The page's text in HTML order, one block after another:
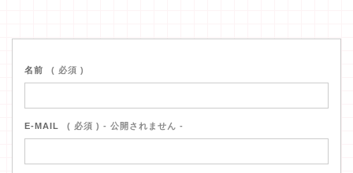
名前 ( 必須 )
E-MAIL ( 必須 ) - 公開されません -